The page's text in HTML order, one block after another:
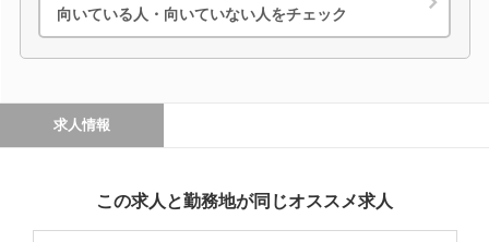
向いている人・向いていない人をチェック
求人情報
この求人と勤務地が同じオススメ求人